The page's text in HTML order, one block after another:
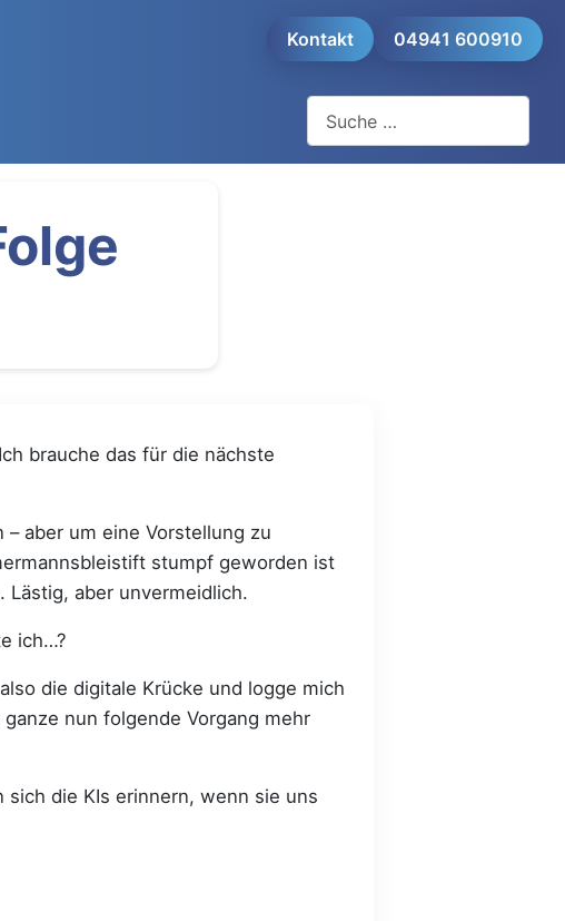
Kontakt 04941 600910
brauche das für die nächste
aber um eine Vorstellung zu
stumpf geworden ist
aber unvermeidlich.
ich…?
die digitale Krücke und logge mich
nun folgende Vorgang mehr
die KIs erinnern, wenn sie uns